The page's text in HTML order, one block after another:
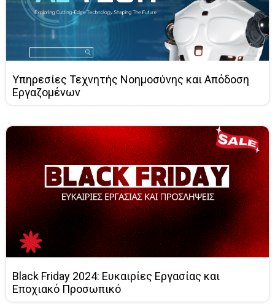
Υπηρεσίες Τεχνητής Νοημοσύνης και Απόδοση
Εργαζομένων
Black Friday 2024: Ευκαιρίες Εργασίας και
Εποχιακό Προσωπικό